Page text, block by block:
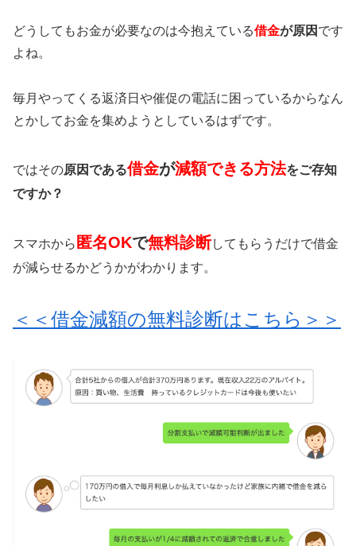
どうしてもお金が必要なのは今抱えている借金が原因 です
よね。
毎月やってくる返済日や催促の電話に困っているからなん
とかしてお金を集めようとしているはずです。
ではその原因である借金が減額できる方法をご存知
ですか？
スマホから 匿名OKで無料診断してもらうだけで借金
が減らせるかどうかがわかります。
＜＜借金減額の無料診断はこちら＞＞